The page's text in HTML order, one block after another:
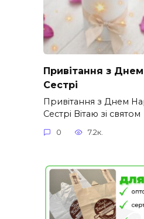
Привітання з
Сестрі
Привітання з Днем
Сестрі Вітаю зі святом
0 7.2к.